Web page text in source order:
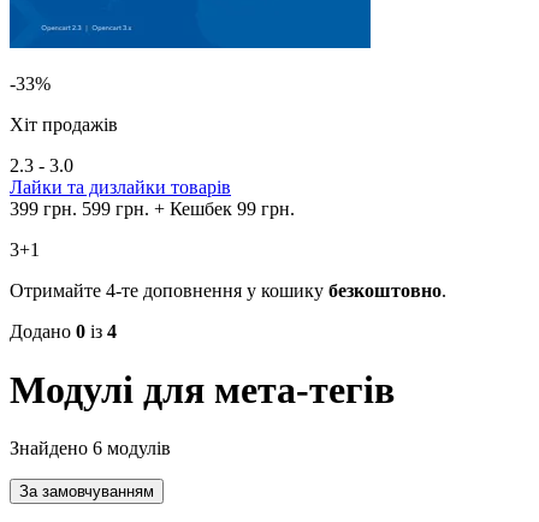
-33%
Хіт продажів
2.3 - 3.0
Лайки та дизлайки товарів
399 грн. 599 грн. + Кешбек 99 грн.
3+1
Отримайте 4-те доповнення у кошику безкоштовно.
Додано 0 із 4
Модулі для мета-тегів
Знайдено 6 модулів
За замовчуванням